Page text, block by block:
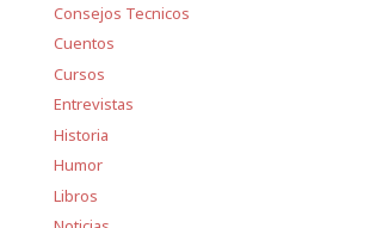
Consejos Tecnicos
Cuentos
Cursos
Entrevistas
Historia
Humor
Libros